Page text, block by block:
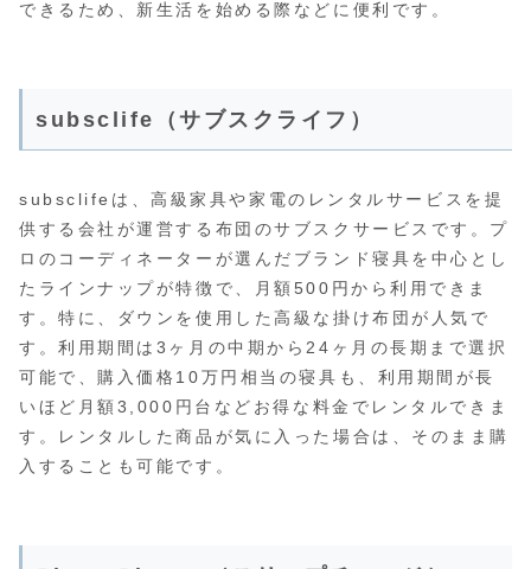
できるため、新生活を始める際などに便利です。
subsclife（サブスクライフ）
subsclifeは、高級家具や家電のレンタルサービスを提
供する会社が運営する布団のサブスクサービスです。プ
ロのコーディネーターが選んだブランド寝具を中心とし
たラインナップが特徴で、月額500円から利用できま
す。特に、ダウンを使用した高級な掛け布団が人気で
す。利用期間は3ヶ月の中期から24ヶ月の長期まで選択
可能で、購入価格10万円相当の寝具も、利用期間が長
いほど月額3,000円台などお得な料金でレンタルできま
す。レンタルした商品が気に入った場合は、そのまま購
入することも可能です。